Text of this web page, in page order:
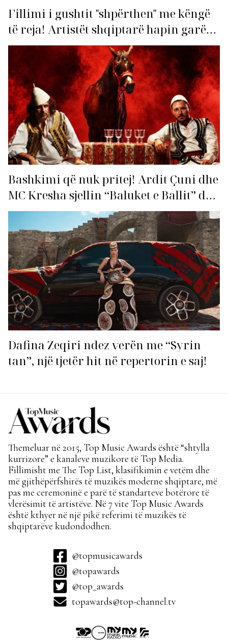
Fillimi i gushtit "shpërthen" me këngë
të reja! Artistët shqiptarë hapin garën
për hitin e verës!
Bashkimi që nuk pritej! Ardit Çuni dhe
MC Kresha sjellin “Baluket e Ballit” dhe
ndezin rrjetin!
Dafina Zeqiri ndez verën me “Syrin
tan”, një tjetër hit në repertorin e saj!
Themeluar në 2015, Top Music Awards është “shtylla
kurrizore” e kanaleve muzikore të Top Media.
Fillimisht me The Top List, klasifikimin e vetëm dhe
më gjithëpërfshirës të muzikës moderne shqiptare, më
pas me ceremoninë e parë të standarteve botërore të
vlerësimit të artistëve. Në 7 vite Top Music Awards
është kthyer në një pikë referimi të muzikës të
shqiptarëve kudondodhen.
@topmusicawards
@topawards
@top_awards
topawards@top-channel.tv